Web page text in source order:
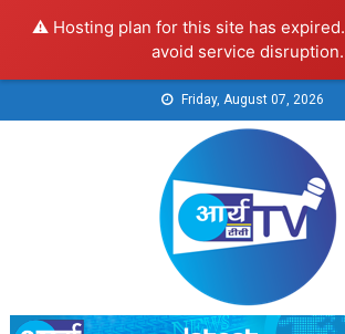
⚠️ Hosting plan for this site has expired.
avoid service disruption.
to
Friday, August 07, 2026